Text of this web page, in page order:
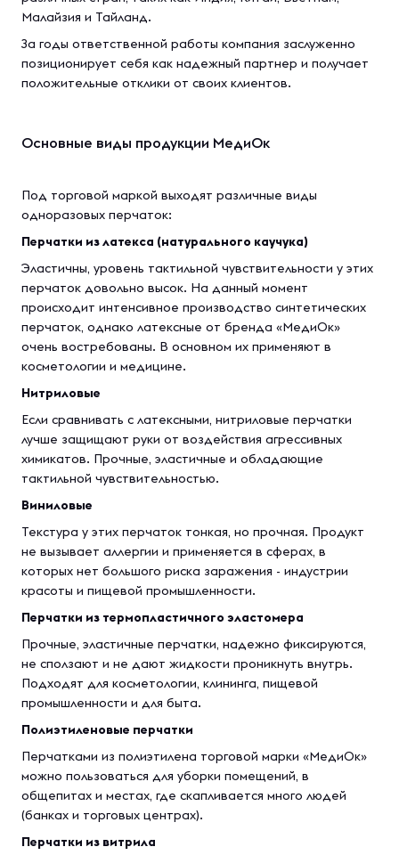
Малайзия и Тайланд.
За годы ответственной работы компания заслуженно
позиционирует себя как надежный партнер и получает
положительные отклики от своих клиентов.
Основные виды продукции МедиОк
Под торговой маркой выходят различные виды
одноразовых перчаток:
Перчатки из латекса (натурального каучука)
Эластичны, уровень тактильной чувствительности у этих
перчаток довольно высок. На данный момент
происходит интенсивное производство синтетических
перчаток, однако латексные от бренда «МедиОк»
очень востребованы. В основном их применяют в
косметологии и медицине.
Нитриловые
Если сравнивать с латексными, нитриловые перчатки
лучше защищают руки от воздействия агрессивных
химикатов. Прочные, эластичные и обладающие
тактильной чувствительностью.
Виниловые
Текстура у этих перчаток тонкая, но прочная. Продукт
не вызывает аллергии и применяется в сферах, в
которых нет большого риска заражения - индустрии
красоты и пищевой промышленности.
Перчатки из термопластичного эластомера
Прочные, эластичные перчатки, надежно фиксируются,
не сползают и не дают жидкости проникнуть внутрь.
Подходят для косметологии, клининга, пищевой
промышленности и для быта.
Полиэтиленовые перчатки
Перчатками из полиэтилена торговой марки «МедиОк»
можно пользоваться для уборки помещений, в
общепитах и местах, где скапливается много людей
(банках и торговых центрах).
Перчатки из витрила